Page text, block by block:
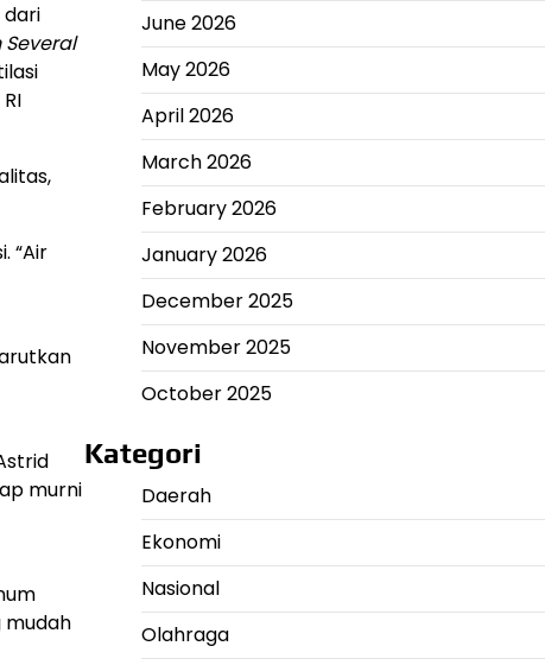
dari
Several
“Air
murni
mudah
June 2026
May 2026
April 2026
March 2026
February 2026
January 2026
December 2025
November 2025
October 2025
Kategori
Daerah
Ekonomi
Nasional
Olahraga